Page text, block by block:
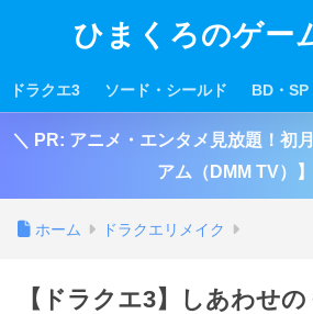
ひまくろのゲー
ドラクエ3 ソード・シールド BD・SP
＼ PR: アニメ・エンタメ見放題！初
アム（DMM TV）
ホーム ドラクエリメイク
【ドラクエ3】しあわせ